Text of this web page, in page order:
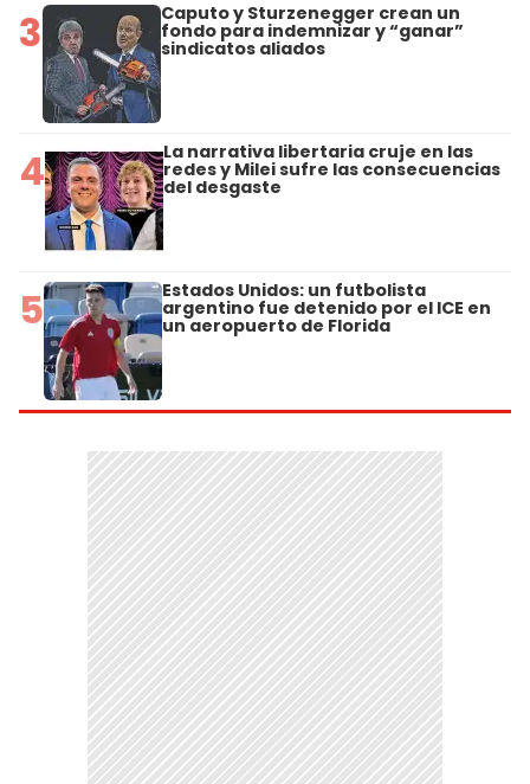
3 Caputo y Sturzenegger crean un
fondo para indemnizar y “ganar”
sindicatos aliados
4 La narrativa libertaria cruje en las
redes y Milei sufre las consecuencias
del desgaste
5 Estados Unidos: un futbolista
argentino fue detenido por el ICE en
un aeropuerto de Florida